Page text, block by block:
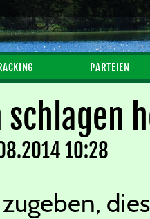
PARTEIEN
schlagen
10:28